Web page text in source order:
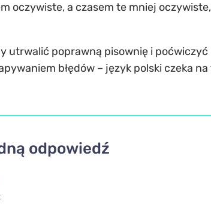
oczywiste, a czasem te mniej
utrwalić poprawną pisownię i poćwiczyć
błędów – język polski czeka
odpowiedź